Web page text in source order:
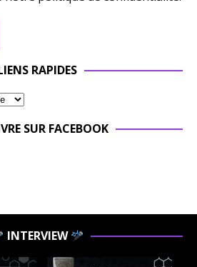
RAPIDES
SUR FACEBOOK
INTERVIEW